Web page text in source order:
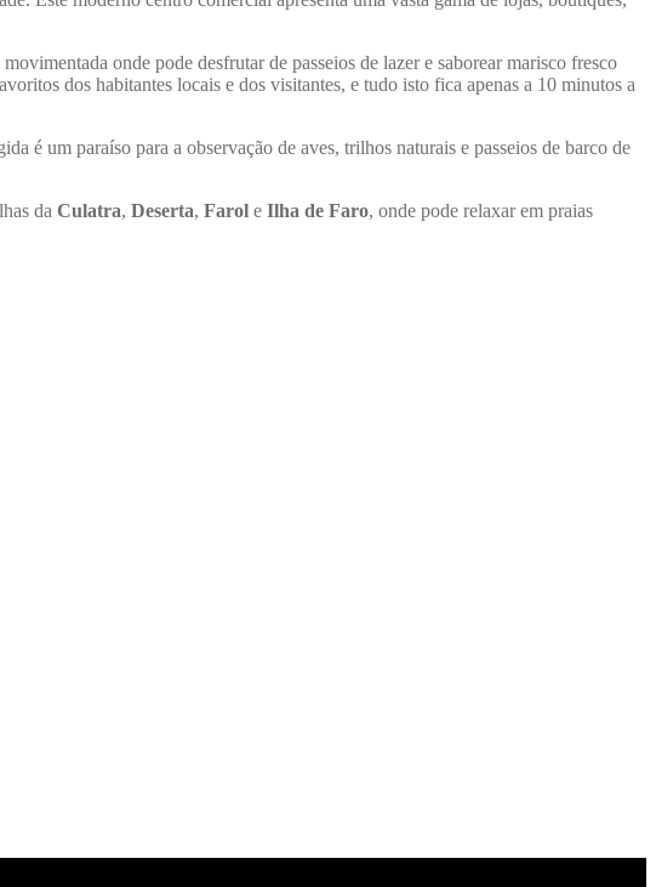
onde pode desfrutar de passeios de lazer e saborear marisco fresco
dos habitantes locais e dos visitantes, e tudo isto fica apenas a 10 minutos a
é um paraíso para a observação de aves, trilhos naturais e passeios de barco de
da Culatra, Deserta, Farol e Ilha de Faro, onde pode relaxar em praias